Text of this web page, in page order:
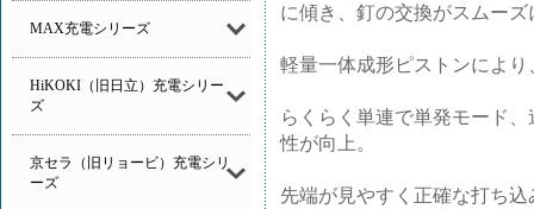
MAX充電シリーズ
HiKOKI（旧日立）充電シリー
ズ
京セラ（旧リョービ）充電シリ
ーズ
に傾き、釘の交換がスムー
軽量一体成形ピストンによ
らくらく単連で単発モード
性が向上。
先端が見やすく正確な打ち